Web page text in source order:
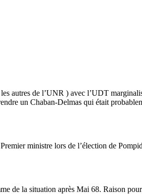
autres de l’UNR ) avec l’UDT
un Chaban-Delmas qui était
ministre lors de l’élection de
de la situation après Mai 68. Raison